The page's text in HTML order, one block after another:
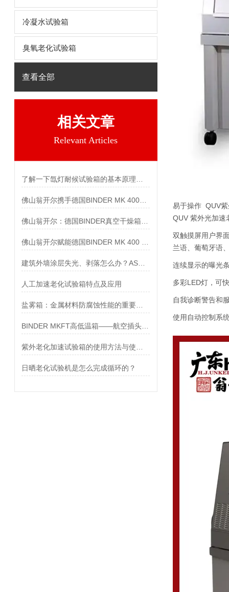
冷凝水试验箱
臭氧老化试验箱
查看全部
相关文章
Relevant Articles
人工加速老化试验箱特点及应用
日晒老化试验机是怎么完成循环的？
易于操作 QUV
QUV 紫外光加速
双触摸屏用户界
兰语、葡萄牙语
连续显示的曝光
多彩LED灯，可
自我诊断警告和
使用自动控制系